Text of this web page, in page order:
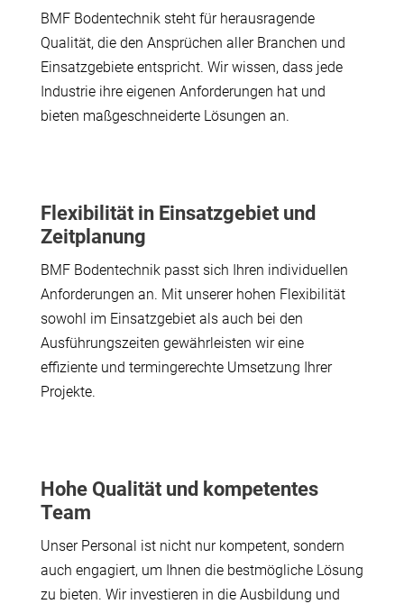
BMF Bodentechnik steht für herausragende
Qualität, die den Ansprüchen aller Branchen und
Einsatzgebiete entspricht. Wir wissen, dass jede
Industrie ihre eigenen Anforderungen hat und
bieten maßgeschneiderte Lösungen an.
Flexibilität in Einsatzgebiet und
Zeitplanung
BMF Bodentechnik passt sich Ihren individuellen
Anforderungen an. Mit unserer hohen Flexibilität
sowohl im Einsatzgebiet als auch bei den
Ausführungszeiten gewährleisten wir eine
effiziente und termingerechte Umsetzung Ihrer
Projekte.
Hohe Qualität und kompetentes
Team
Unser Personal ist nicht nur kompetent, sondern
auch engagiert, um Ihnen die bestmögliche Lösung
zu bieten. Wir investieren in die Ausbildung und